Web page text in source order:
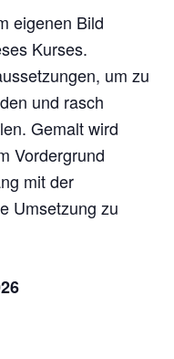
eigenen Bild
Kurses.
um zu
und rasch
Gemalt wird
Vordergrund
mit der
Umsetzung zu